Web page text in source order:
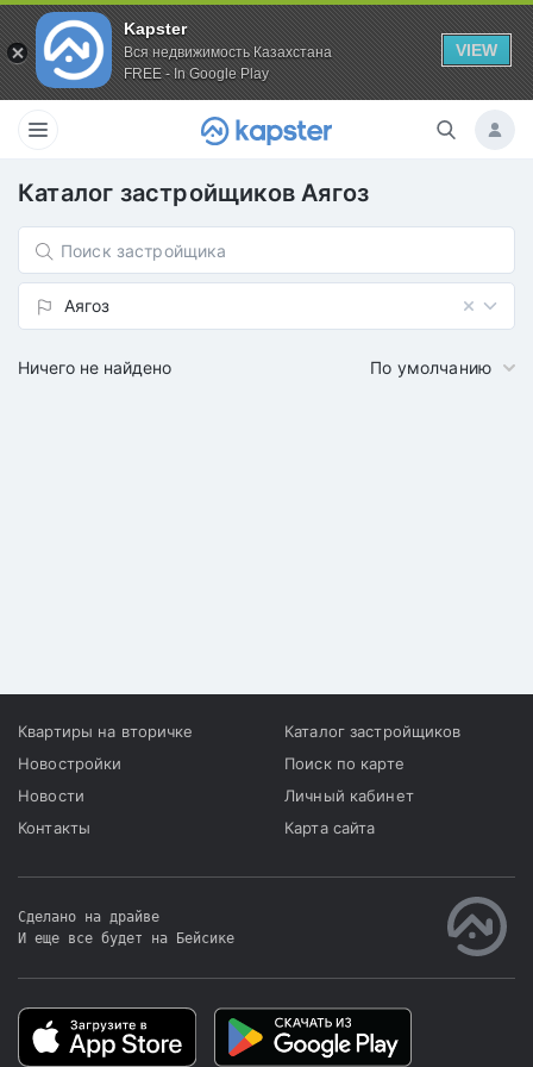
Kapster
Вся недвижимость Казахстана
FREE - In Google Play
VIEW
Каталог застройщиковАягоз
Аягоз
Ничего не найдено По умолчанию
Квартиры на вторичке
Новостройки
Новости
Контакты
Каталог застройщиков
Поиск по карте
Личный кабинет
Карта сайта
Сделано на драйве
И еще все будет на Бейсике